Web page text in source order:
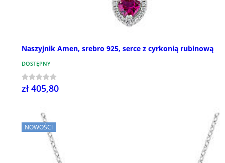
Naszyjnik Amen, srebro 925, serce z cyrkonią rubinową
DOSTĘPNY
zł 405,80
NOWOŚCI